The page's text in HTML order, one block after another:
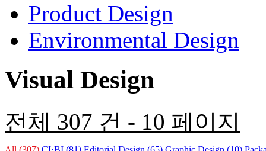
Product Design
Environmental Design
Visual Design
전체 307 건 - 10 페이지